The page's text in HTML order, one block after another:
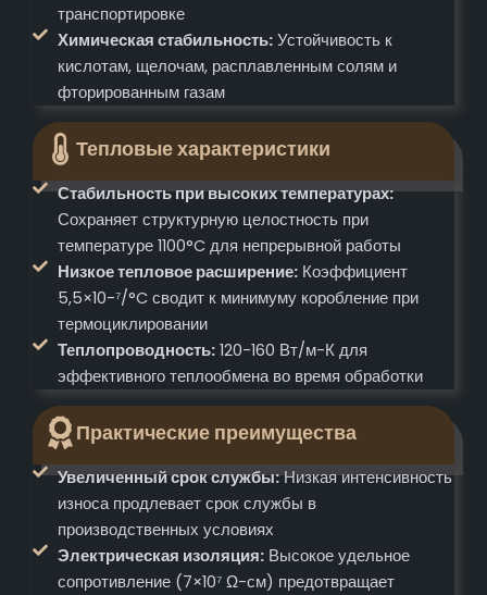
транспортировке
Химическая стабильность:Устойчивость к
кислотам, щелочам, расплавленным солям и
фторированным газам
Тепловые характеристики
Стабильность при высоких температурах:
Сохраняет структурную целостность при
температуре 1100°C для непрерывной работы
Низкое тепловое расширение:Коэффициент
5,5×10-⁷/°C сводит к минимуму коробление при
термоциклировании
Теплопроводность:120-160 Вт/м-К для
эффективного теплообмена во время обработки
Практические преимущества
Увеличенный срок службы:Низкая интенсивность
износа продлевает срок службы в
производственных условиях
Электрическая изоляция:Высокое удельное
сопротивление (7×10⁷ Ω-см) предотвращает